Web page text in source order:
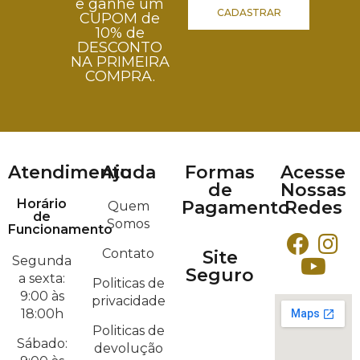
e ganhe um
CUPOM de
10% de
DESCONTO
NA PRIMEIRA
COMPRA.
CADASTRAR
Atendimento
Horário
de
Funcionamento
Segunda
a sexta:
9:00 às
18:00h
Sábado:
Ajuda
Quem
Somos
Contato
Politicas de
privacidade
Politicas de
devolução
Formas
de
Pagamento
Site
Seguro
Acesse
Nossas
Redes